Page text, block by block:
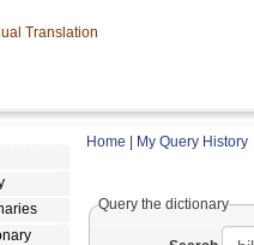
Home My Query History
Query the dictionary